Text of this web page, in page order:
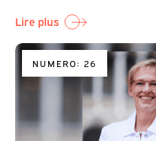
Lire plus
NUMERO: 26